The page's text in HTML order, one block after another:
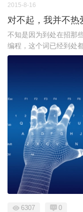
2015-8-16
对不起，我并不热
不知是因为到处在招那
编程，这个词已经到处
6307 0